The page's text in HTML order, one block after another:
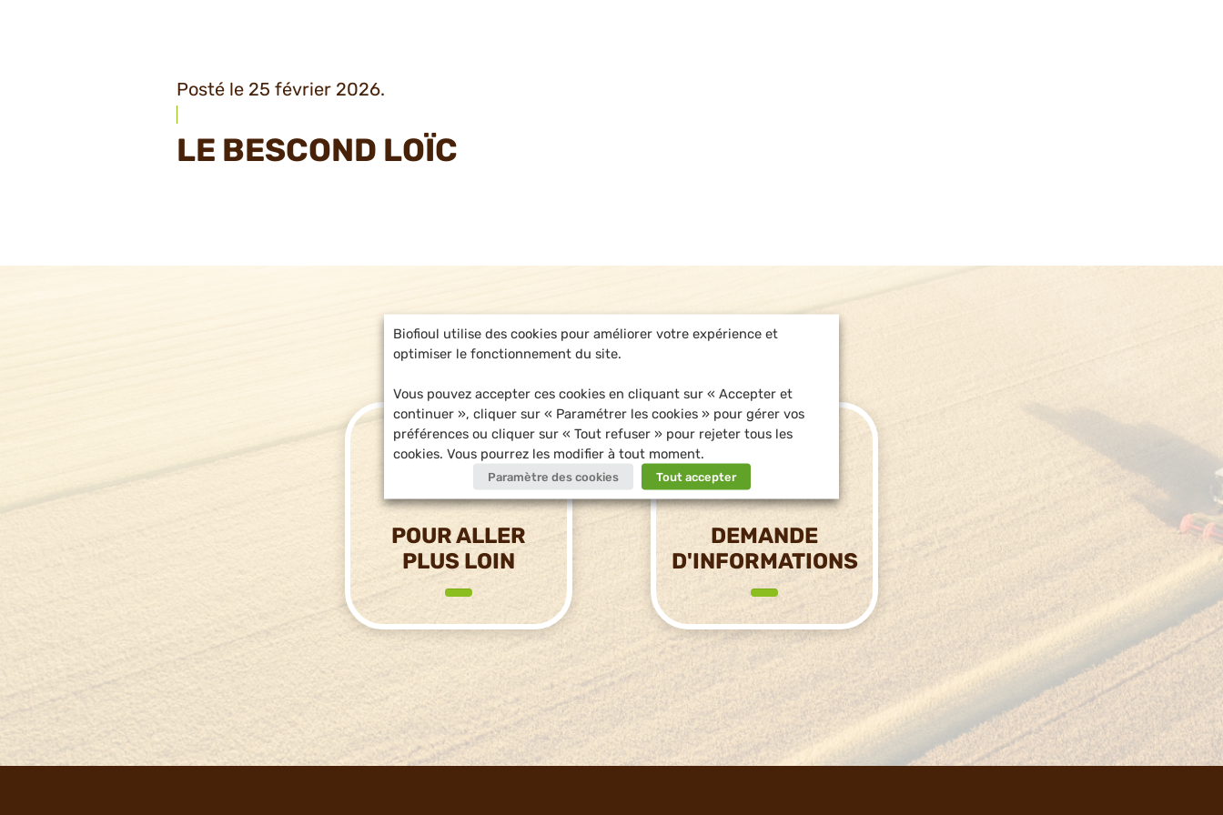
Posté le 25 février 2026.
LE BESCOND LOÏC
POUR ALLER
PLUS LOIN
DEMANDE
D'INFORMATIONS
Biofioul utilise des cookies pour améliorer votre expérience et
optimiser le fonctionnement du site.
Vous pouvez accepter ces cookies en cliquant sur « Accepter et
continuer », cliquer sur « Paramétrer les cookies » pour gérer vos
préférences ou cliquer sur « Tout refuser » pour rejeter tous les
cookies. Vous pourrez les modifier à tout moment.
Paramètre des cookies Tout accepter